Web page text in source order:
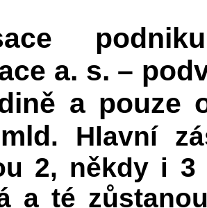
a. s. –
a pouze
. Hlavní
2, někdy i 3
a té